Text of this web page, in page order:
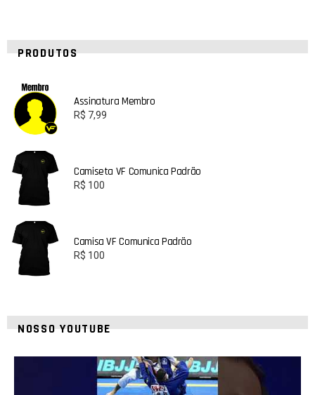
PRODUTOS
Assinatura Membro
R$ 7,99
Camiseta VF Comunica Padrão
R$ 100
Camisa VF Comunica Padrão
R$ 100
NOSSO YOUTUBE